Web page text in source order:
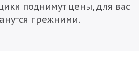
поднимут цены, для вас
прежними.